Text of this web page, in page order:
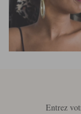
Entrez